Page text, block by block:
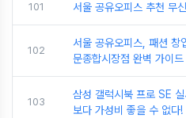
101 서울 공유오피스 추천 무
102
서울 공유오피스, 패션 창
문종합시장점 완벽 가이드
103
삼성 갤럭시북 프로 SE
보다 가성비 좋을 수 없다!